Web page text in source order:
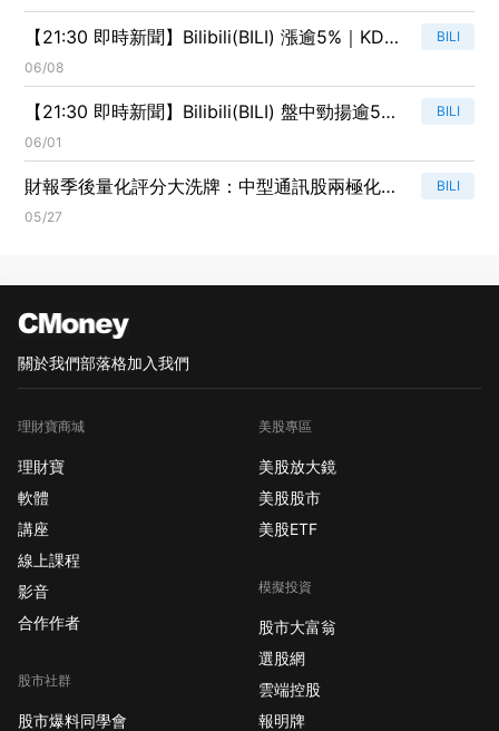
【21:30 即時新聞】Bilibili(BILI) 漲逾5%｜KD、
MACD 負面鈍化賣壓收斂
BILI
06/08
【21:30 即時新聞】Bilibili(BILI) 盤中勁揚逾5%
／技術指標超跌後反彈、短線回補賣壓
BILI
06/01
財報季後量化評分大洗牌：中型通訊股兩極化，
Nexstar、VEON領跑、Bilibili慘跌
BILI
05/27
關於我們部落格加入我們
理財寶商城
理財寶
軟體
講座
線上課程
影音
合作作者
股市社群
股市爆料同學會
美股專區
美股放大鏡
美股股市
美股ETF
模擬投資
股市大富翁
選股網
雲端控股
報明牌